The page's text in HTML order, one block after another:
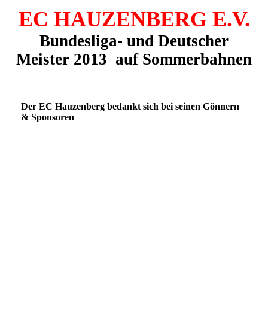
EC HAUZENBERG E.V.
Bundesliga- und Deutscher
Meister 2013 auf Sommerbahnen
Der EC Hauzenberg bedankt sich bei seinen Gönnern
& Sponsoren